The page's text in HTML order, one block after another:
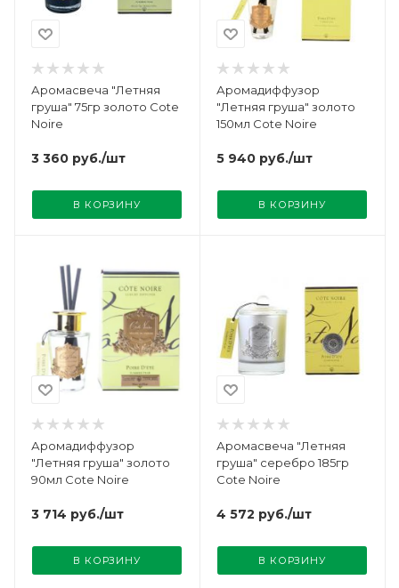
Аромасвеча "Летняя
груша" 75гр золото Cote
Noire
3 360 руб./шт
В КОРЗИНУ
Аромадиффузор
"Летняя груша" золото
150мл Cote Noire
5 940 руб./шт
В КОРЗИНУ
Аромадиффузор
"Летняя груша" золото
90мл Cote Noire
3 714 руб./шт
В КОРЗИНУ
Аромасвеча "Летняя
груша" серебро 185гр
Cote Noire
4 572 руб./шт
В КОРЗИНУ